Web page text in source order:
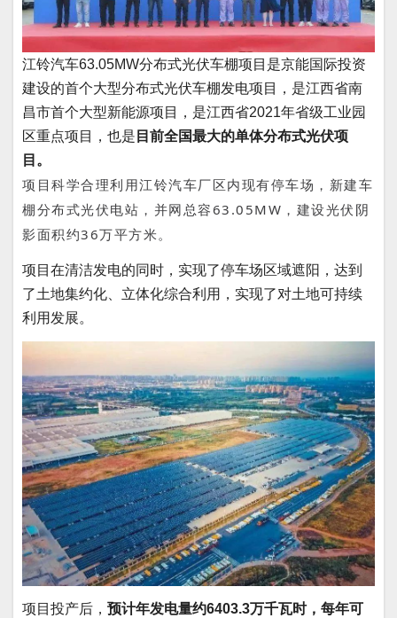
江铃汽车63.05MW分布式光伏车棚项目是京能国际投资
建设的首个大型分布式光伏车棚发电项目，是江西省南
昌市首个大型新能源项目，是江西省2021年省级工业园
区重点项目，也是 目前全国最大的单体分布式光伏项
目。
项目科学合理利用江铃汽车厂区内现有停车场，新建车
棚分布式光伏电站，并网总容63.05MW，建设光伏阴
影面积约36万平方米。
项目在清洁发电的同时，实现了停车场区域遮阳，达到
了土地集约化、立体化综合利用，实现了对土地可持续
利用发展。
项目投产后， 预计年发电量约6403.3万千瓦时，每年可